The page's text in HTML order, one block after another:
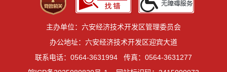
主办单位：六安经济技术开发区管理委员会
办公地址：六安经济技术开发区迎宾大道
联系电话：0564-3631994
传真：0564-3631277